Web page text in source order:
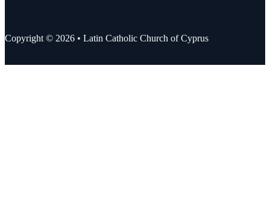
Copyright © 2026 • Latin Catholic Church of Cyprus